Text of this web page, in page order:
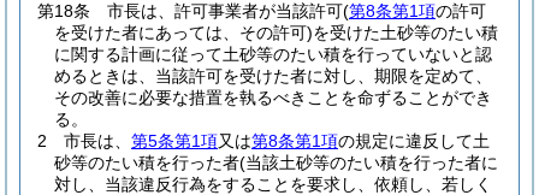
第18条
市長は、許可事業者が当該許可(第8条第1項の許可
を受けた者にあっては、その許可)を受けた土砂等のたい積
に関する計画に従って土砂等のたい積を行っていないと認
めるときは、当該許可を受けた者に対し、期限を定めて、
その改善に必要な措置を執るべきことを命ずることができ
る。
2
市長は、 第5条第1項又は第8条第1項の規定に違反して土
砂等のたい積を行った者(当該土砂等のたい積を行った者に
対し、当該違反行為をすることを要求し、依頼し、若しく